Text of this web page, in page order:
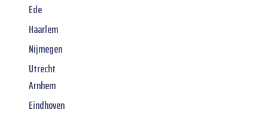
Ede
Haarlem
Nijmegen
Utrecht
Arnhem
Eindhoven